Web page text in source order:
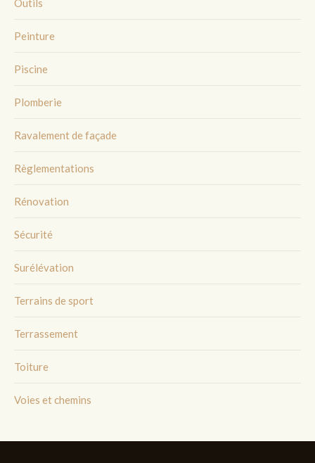
Peinture
Piscine
Plomberie
Ravalement de façade
Règlementations
Rénovation
Sécurité
Surélévation
Terrains de sport
Terrassement
Toiture
Voies et chemins